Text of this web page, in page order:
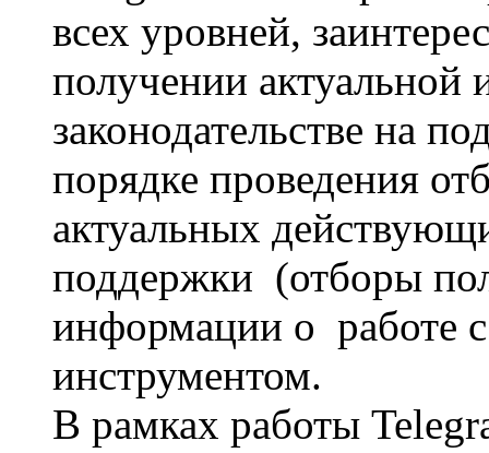
всех уровней,
получении
законодательстве на
порядке проведения
актуальных
поддержки (отборы
информации о работе
инструментом.
В рамках работы